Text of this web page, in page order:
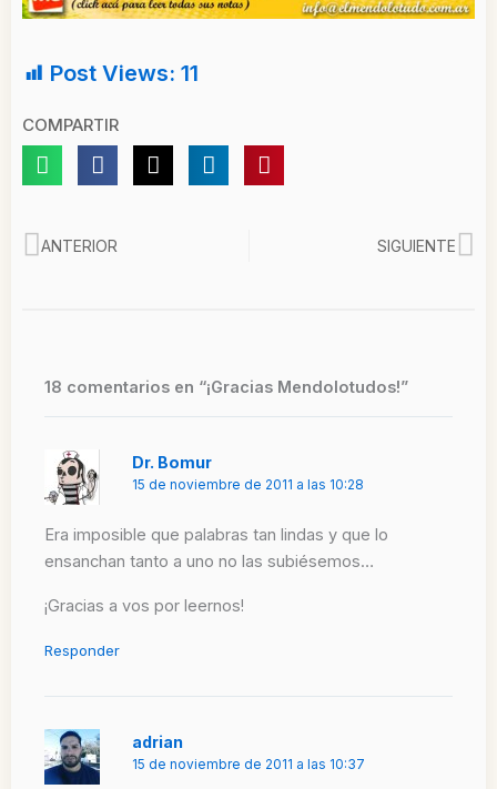
Post Views: 11
COMPARTIR
Ant
ANTERIOR SIGUIENTE
18 comentarios en “¡Gracias Mendolotudos!”
Dr. Bomur
15 de noviembre de 2011 a las 10:28
Era imposible que palabras tan lindas y que lo
ensanchan tanto a uno no las subiésemos…
¡Gracias a vos por leernos!
Responder
adrian
15 de noviembre de 2011 a las 10:37